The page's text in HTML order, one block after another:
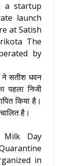
a startup
launch
at Satish
The
by
ने सतीश धवन
पहला निजी
किया है।
है।
Day
in